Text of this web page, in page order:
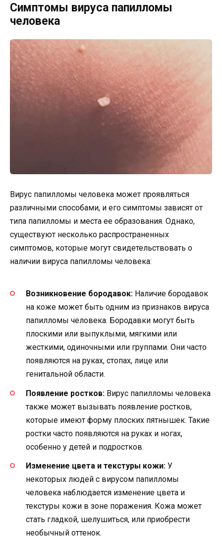
Симптомы вируса папилломы
человека
Вирус папилломы человека может проявляться
различными способами, и его симптомы зависят от
типа папилломы и места ее образования. Однако,
существуют несколько распространенных
симптомов, которые могут свидетельствовать о
наличии вируса папилломы человека:
Возникновение бородавок: Наличие бородавок
на коже может быть одним из признаков вируса
папилломы человека. Бородавки могут быть
плоскими или выпуклыми, мягкими или
жесткими, одиночными или группами. Они часто
появляются на руках, стопах, лице или
генитальной области.
Появление ростков: Вирус папилломы человека
также может вызывать появление ростков,
которые имеют форму плоских пятнышек. Такие
ростки часто появляются на руках и ногах,
особенно у детей и подростков.
Изменение цвета и текстуры кожи: У
некоторых людей с вирусом папилломы
человека наблюдается изменение цвета и
текстуры кожи в зоне поражения. Кожа может
стать гладкой, шелушиться, или приобрести
необычный оттенок.